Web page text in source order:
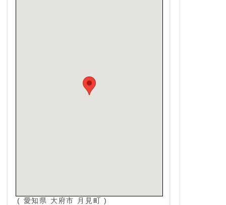
( 愛知県 大府市 月見町 )